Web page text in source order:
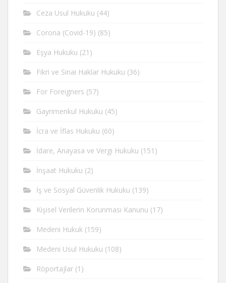
Ceza Usul Hukuku (44)
Corona (Covid-19) (85)
Eşya Hukuku (21)
Fikri ve Sinai Haklar Hukuku (36)
For Foreigners (57)
Gayrimenkul Hukuku (45)
İcra ve İflas Hukuku (60)
İdare, Anayasa ve Vergi Hukuku (151)
İnşaat Hukuku (2)
İş ve Sosyal Güvenlik Hukuku (139)
Kişisel Verilerin Korunması Kanunu (17)
Medeni Hukuk (159)
Medeni Usul Hukuku (108)
Röportajlar (1)